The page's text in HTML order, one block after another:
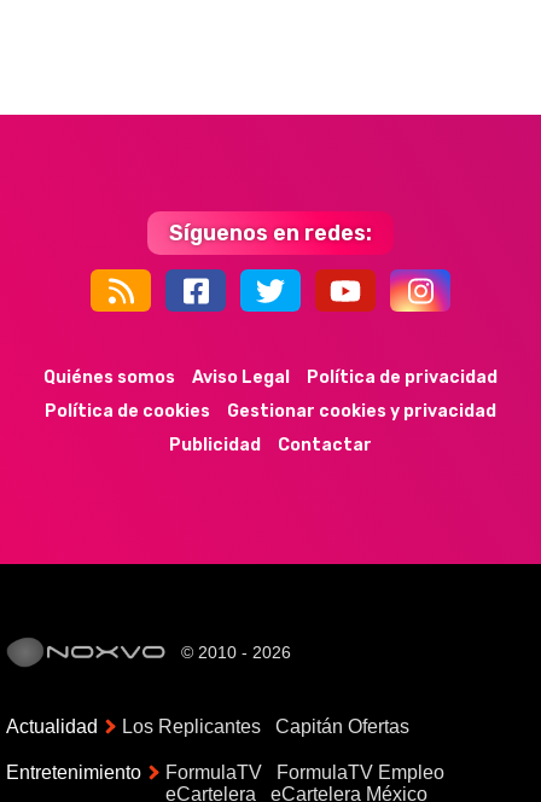
Síguenos en redes:
Quiénes somos Aviso Legal
Política de privacidad
Política de cookies
Gestionar cookies y privacidad
Publicidad
Contactar
© 2010 - 2026
Actualidad Los Replicantes Capitán Ofertas
Entretenimiento FormulaTV
FormulaTV Empleo
eCartelera
eCartelera México